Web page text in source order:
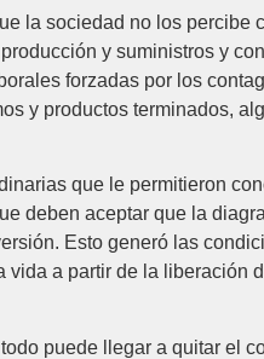
la sociedad no los percibe
y suministros y
forzadas por los
y productos terminados,
que le permitieron
deben aceptar que la
Esto generó las
vida a partir de la liberación
puede llegar a quitar el